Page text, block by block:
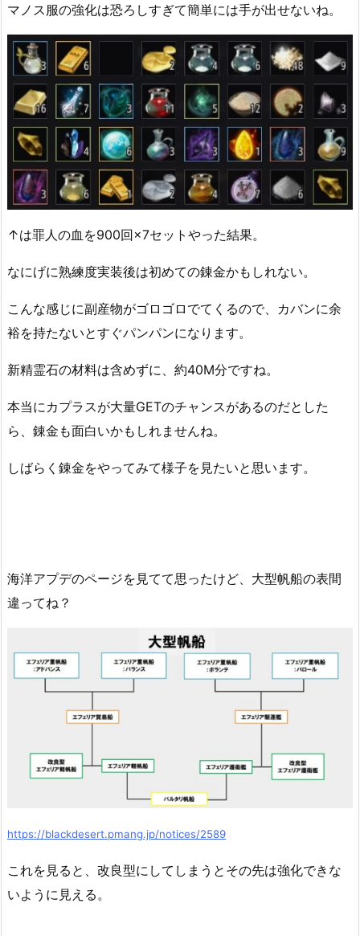
マノス服の強化は恐ろしすぎて簡単には手が出せないね。
↑は罪人の血を900回×7セットやった結果。
なにげに熟練度実装後は初めての錬金かもしれない。
こんな感じに副産物がゴロゴロでてくるので、カバンに余
裕を持たないとすぐパンパンになります。
新精霊石の材料は含めずに、約40M分ですね。
本当にカプラスが大量GETのチャンスがあるのだとした
ら、錬金も面白いかもしれませんね。
しばらく錬金をやってみて様子を見たいと思います。
海洋アプデのページを見てて思ったけど、大型帆船の表間
違ってね？
https://blackdesert.pmang.jp/notices/2589
これを見ると、改良型にしてしまうとその先は強化できな
いように見える。